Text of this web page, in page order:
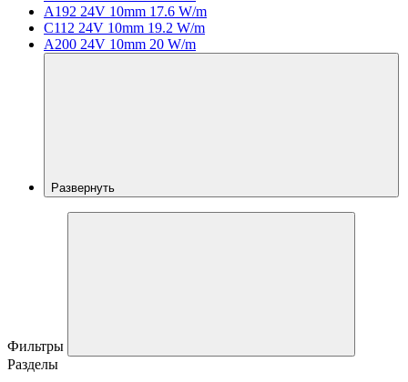
A192 24V 10mm 17.6 W/m
C112 24V 10mm 19.2 W/m
A200 24V 10mm 20 W/m
Развернуть
Фильтры
Разделы